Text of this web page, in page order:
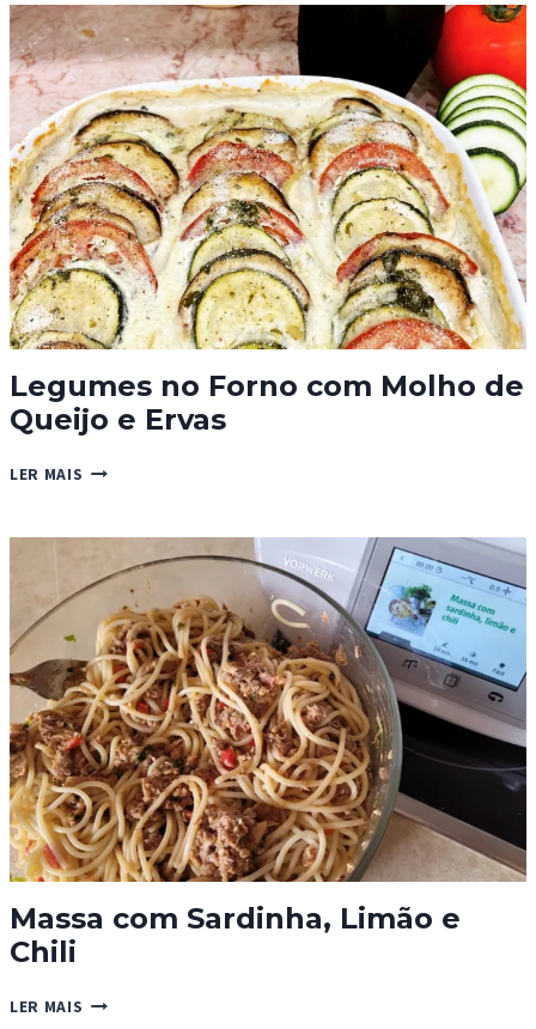
FRANCÊS
COM
CROUTONS
Legumes no Forno com Molho de
Queijo e Ervas
LER MAIS LEGUMES
COM
MOLHO
DE
QUEIJO
ERVAS
Massa com Sardinha, Limão e
Chili
LER MAIS MASSA